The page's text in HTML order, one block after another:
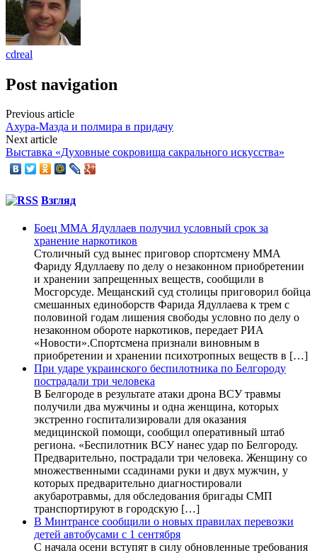
cdreal
Post navigation
Previous article
Ахура-Мазда и полмира в придачу
Next article
Выставка «Духовные сокровища сакрального искусства»
Взгляд
Боец ММА Ядуллаев получил условный срок за
хранение наркотиков
Столичный суд вынес приговор спортсмену ММА
Фариду Ядуллаеву по делу о незаконном приобретении
и хранении запрещенных веществ, сообщили в
Мосгорсуде. Мещанский суд столицы приговорил бойца
смешанных единоборств Фарида Ядуллаева к трем с
половиной годам лишения свободы условно по делу о
незаконном обороте наркотиков, передает РИА
«Новости».Спортсмена признали виновным в
приобретении и хранении психотропных веществ в […]
При ударе украинского беспилотника по Белгороду
пострадали три человека
В Белгороде в результате атаки дрона ВСУ травмы
получили два мужчины и одна женщина, которых
экстренно госпитализировали для оказания
медицинской помощи, сообщил оперативный штаб
региона. «Беспилотник ВСУ нанес удар по Белгороду.
Предварительно, пострадали три человека. Женщину со
множественными ссадинами руки и двух мужчин, у
которых предварительно диагностировали
акубаротравмы, для обследования бригады СМП
транспортируют в городскую […]
В Минтрансе сообщили о новых правилах перевозки
детей автобусами с 1 сентября
С начала осени вступят в силу обновленные требования